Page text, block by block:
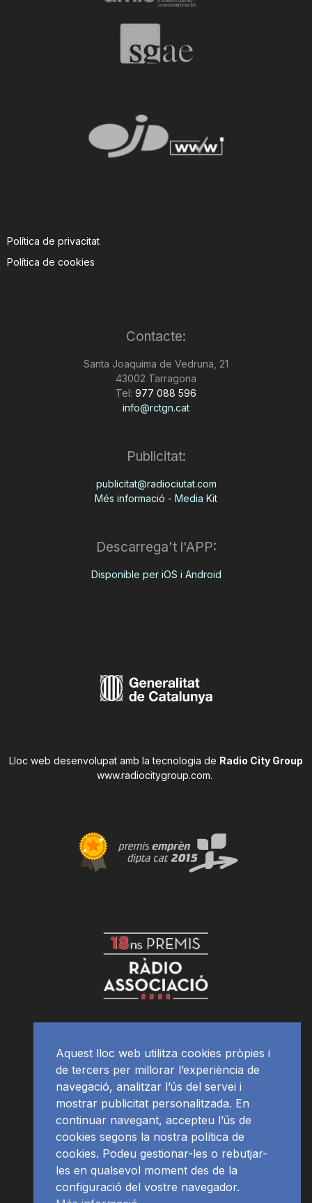
Política de privacitat
Política de cookies
Contacte:
Santa Joaquima de Vedruna, 21
43002 Tarragona
Tel: 977 088 596
info@rctgn.cat
Publicitat:
publicitat@radiociutat.com
Més informació - Media Kit
Descarrega't l'APP:
Disponible per iOS i Android
Lloc web desenvolupat amb la tecnologia de Radio City Group
www.radiocitygroup.com.
Aquest lloc web utilitza cookies pròpies i
de tercers per millorar l’experiència de
navegació, analitzar l’ús del servei i
mostrar publicitat personalitzada. En
continuar navegant, accepteu l’ús de
cookies segons la nostra política de
cookies. Podeu gestionar-les o rebutjar-
les en qualsevol moment des de la
configuració del vostre navegador.